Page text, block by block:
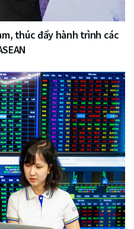
thúc đẩy hành trình các